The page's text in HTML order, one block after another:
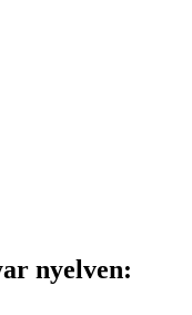
nyelven: